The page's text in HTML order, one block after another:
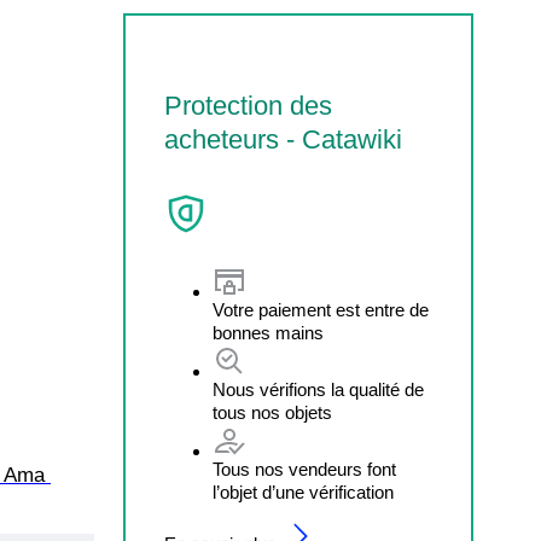
Protection des
acheteurs - Catawiki
Votre paiement est entre de
bonnes mains
Nous vérifions la qualité de
tous nos objets
Tous nos vendeurs font
l’objet d’une vérification